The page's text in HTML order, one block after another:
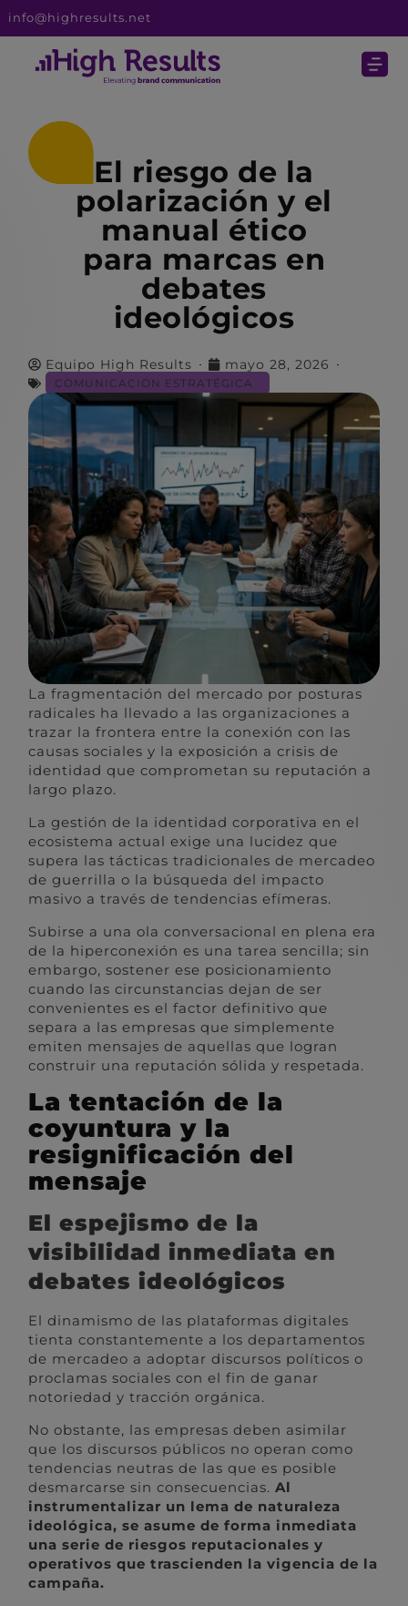
info@highresults.net
El riesgo de la
polarización y el
manual ético
para marcas en
debates
ideológicos
Equipo High Results mayo 28, 2026
COMUNICACIÓN ESTRATÉGICA
La fragmentación del mercado por posturas
radicales ha llevado a las organizaciones a
trazar la frontera entre la conexión con las
causas sociales y la exposición a crisis de
identidad que comprometan su reputación a
largo plazo.
La gestión de la identidad corporativa en el
ecosistema actual exige una lucidez que
supera las tácticas tradicionales de mercadeo
de guerrilla o la búsqueda del impacto
masivo a través de tendencias efímeras.
Subirse a una ola conversacional en plena era
de la hiperconexión es una tarea sencilla; sin
embargo, sostener ese posicionamiento
cuando las circunstancias dejan de ser
convenientes es el factor definitivo que
separa a las empresas que simplemente
emiten mensajes de aquellas que logran
construir una reputación sólida y respetada.
La tentación de la
coyuntura y la
resignificación del
mensaje
El espejismo de la
visibilidad inmediata en
debates ideológicos
El dinamismo de las plataformas digitales
tienta constantemente a los departamentos
de mercadeo a adoptar discursos políticos o
proclamas sociales con el fin de ganar
notoriedad y tracción orgánica.
No obstante, las empresas deben asimilar
que los discursos públicos no operan como
tendencias neutras de las que es posible
desmarcarse sin consecuencias.Al
instrumentalizar un lema de naturaleza
ideológica, se asume de forma inmediata
una serie de riesgos reputacionales y
operativos que trascienden la vigencia de la
campaña.